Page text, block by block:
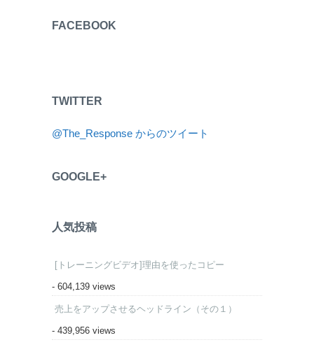
FACEBOOK
TWITTER
@The_Response からのツイート
GOOGLE+
人気投稿
[トレーニングビデオ]理由を使ったコピー
- 604,139 views
売上をアップさせるヘッドライン（その１）
- 439,956 views